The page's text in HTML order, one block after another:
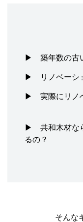
▶ 築年数の古
▶ リノベーシ
▶ 実際にリノ
▶ 共和木材な
るの？
そんな